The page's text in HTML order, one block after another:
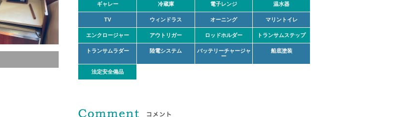
ギャレー 冷蔵庫 電子レンジ 温水器
TV ウィンドラス オーニング マリントイレ
エンクロージャー アウトリガー ロッドホルダー トランサムステップ
トランサムラダー 陸電システム
バッテリーチャージャ
ー
船底塗装
法定安全備品